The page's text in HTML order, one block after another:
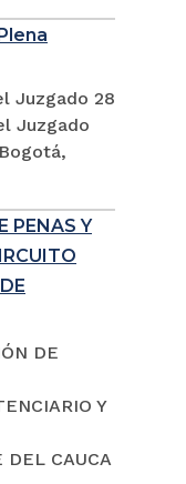
Juzgado 28
Juzgado
PENAS Y
DE
Y
DEL CAUCA